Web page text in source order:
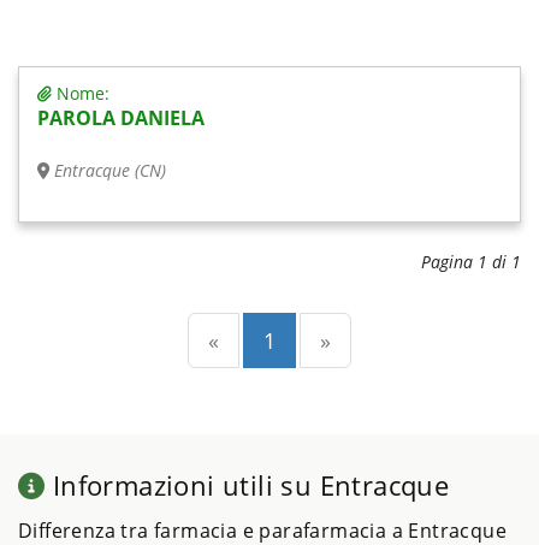
Nome:
PAROLA DANIELA
Entracque (CN)
Pagina 1 di 1
« Precedente
1 (current)
»
Informazioni utili su Entracque
Differenza tra farmacia e parafarmacia a Entracque